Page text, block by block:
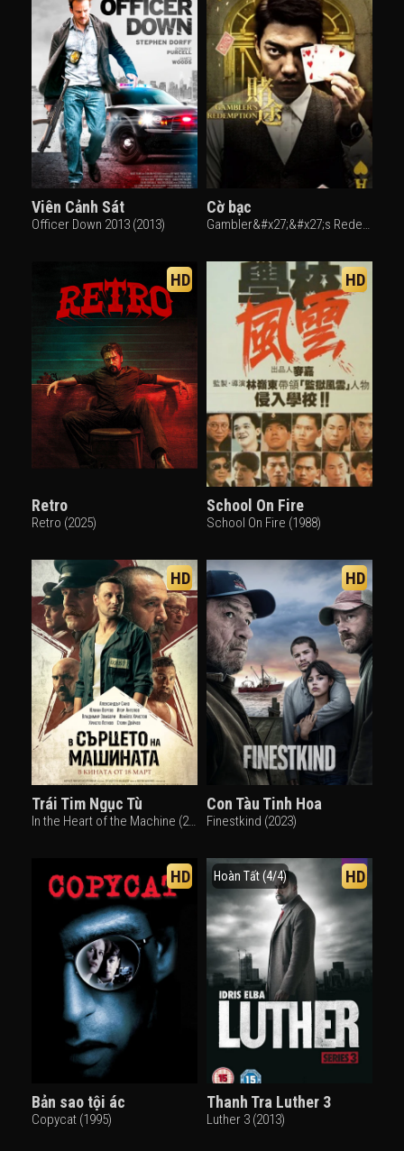
Viên Cảnh Sát
Officer Down 2013 (2013)
Cờ bạc
Gambler&#x27;&#x27;s Redemption (2016)
HD
Retro
Retro (2025)
HD
School On Fire
School On Fire (1988)
HD
Trái Tim Ngục Tù
In the Heart of the Machine (2022)
HD
Con Tàu Tinh Hoa
Finestkind (2023)
HD
Bản sao tội ác
Copycat (1995)
Hoàn Tất (4/4) HD
Thanh Tra Luther 3
Luther 3 (2013)